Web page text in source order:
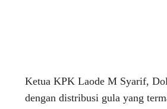
Ketua KPK Laode M Syarif,
dengan distribusi gula yang